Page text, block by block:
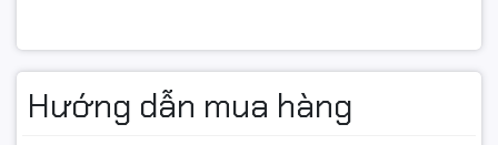
📦 Cam kết:
Hướng dẫn mua hàng